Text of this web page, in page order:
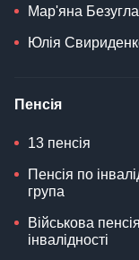
Мар'яна Безугла
Юлія
Пенсія
13 пенсія
Пенсія по
група
Військова
інвалідності